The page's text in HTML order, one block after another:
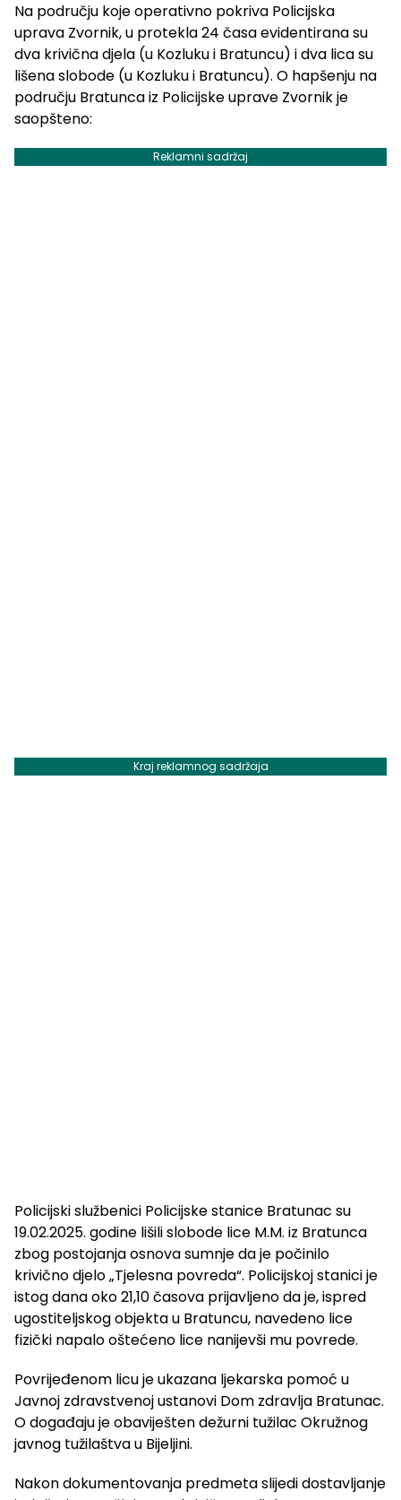
Na području koje operativno pokriva Policijska
uprava Zvornik, u protekla 24 časa evidentirana su
dva krivična djela (u Kozluku i Bratuncu) i dva lica su
lišena slobode (u Kozluku i Bratuncu). O hapšenju na
području Bratunca iz Policijske uprave Zvornik je
saopšteno:
Reklamni sadržaj
Kraj reklamnog sadržaja
Policijski službenici Policijske stanice Bratunac su
19.02.2025. godine lišili slobode lice M.M. iz Bratunca
zbog postojanja osnova sumnje da je počinilo
krivično djelo „Tjelesna povreda“. Policijskoj stanici je
istog dana oko 21,10 časova prijavljeno da je, ispred
ugostiteljskog objekta u Bratuncu, navedeno lice
fizički napalo oštećeno lice nanijevši mu povrede.
Povrijeđenom licu je ukazana ljekarska pomoć u
Javnoj zdravstvenoj ustanovi Dom zdravlja Bratunac.
O događaju je obaviješten dežurni tužilac Okružnog
javnog tužilaštva u Bijeljini.
Nakon dokumentovanja predmeta slijedi dostavljanje